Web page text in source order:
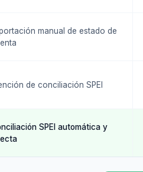
manual de estado de
de conciliación SPEI
SPEI automática y